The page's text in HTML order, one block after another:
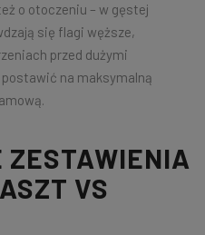
o otoczeniu – w gęstej
się flagi węższe,
przed dużymi
na maksymalną
VS